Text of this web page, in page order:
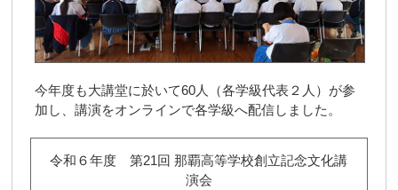
今年度も大講堂に於いて60人（各学級代表２人）が参
加し、講演をオンラインで各学級へ配信しました。
令和６年度 第21回 那覇高等学校創立記念文化講
演会